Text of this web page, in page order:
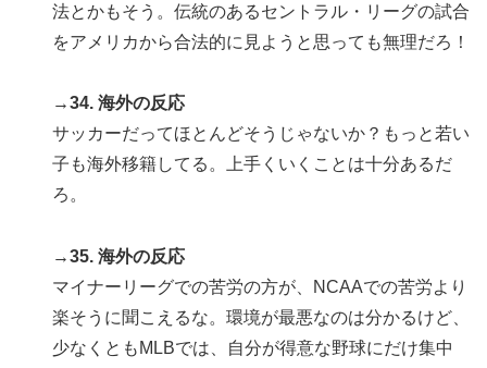
法とかもそう。伝統のあるセントラル・リーグの試合
をアメリカから合法的に見ようと思っても無理だろ！
→34. 海外の反応
サッカーだってほとんどそうじゃないか？もっと若い
子も海外移籍してる。上手くいくことは十分あるだ
ろ。
→35. 海外の反応
マイナーリーグでの苦労の方が、NCAAでの苦労より
楽そうに聞こえるな。環境が最悪なのは分かるけど、
少なくともMLBでは、自分が得意な野球にだけ集中